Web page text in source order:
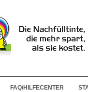
FAQ/HILFECENTER